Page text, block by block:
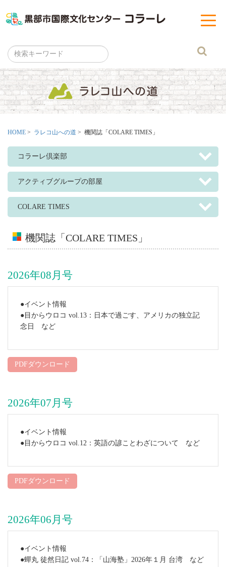
黒部
t
o
v
i
g
a
t
i
o
HOME > ラレコ山への道 > 機関誌「COLARE TIMES」
コラーレ倶楽部
アクティブグループの部屋
COLARE TIMES
機関誌「COLARE TIMES」
2026年08月号
●イベント情報
●目からウロコ vol.13：日本で過ごす、アメリカの独立記
念日 など
PDFダウンロード
2026年07月号
●イベント情報
●目からウロコ vol.12：英語の諺ことわざについて など
PDFダウンロード
2026年06月号
●イベント情報
●蟬丸 徒然日記 vol.74：「山海塾」2026年１月 台湾 など